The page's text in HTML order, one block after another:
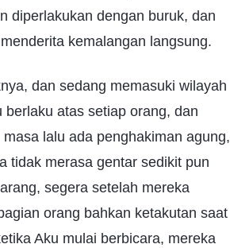
diperlakukan dengan buruk, dan
kemalangan langsung.
dan sedang memasuki wilayah
atas setiap orang, dan
lalu ada penghakiman agung,
tidak merasa gentar sedikit pun
segera setelah mereka
orang bahkan ketakutan saat
Aku mulai berbicara, mereka